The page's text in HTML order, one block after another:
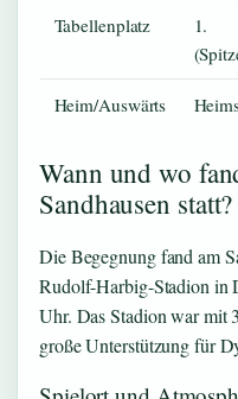
Tabellenplatz
1.
Heim/Auswärts
Wann und wo
Sandhausen statt?
Die Begegnung fand am
Rudolf-Harbig-Stadion in
Uhr. Das Stadion war mit
große Unterstützung für